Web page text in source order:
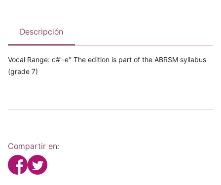
Descripción
Vocal Range: c#'-e'' The edition is part of the ABRSM syllabus
(grade 7)
Compartir en: